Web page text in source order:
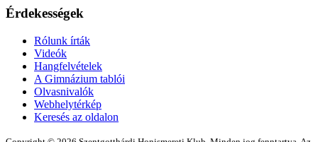
Érdekességek
Rólunk írták
Videók
Hangfelvételek
A Gimnázium tablói
Olvasnivalók
Webhelytérkép
Keresés az oldalon